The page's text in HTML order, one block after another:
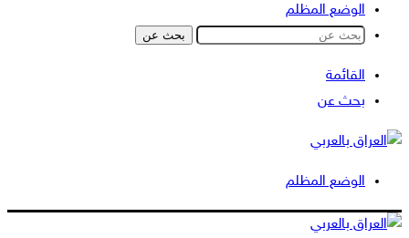
الوضع المظلم
بحث عن
القائمة
بحث عن
الوضع المظلم